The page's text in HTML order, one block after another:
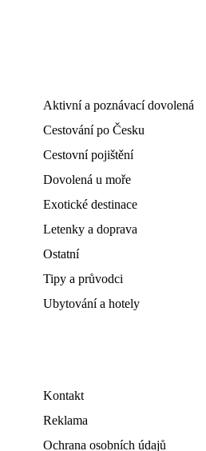
Aktivní a poznávací dovolená
Cestování po Česku
Cestovní pojištění
Dovolená u moře
Exotické destinace
Letenky a doprava
Ostatní
Tipy a průvodci
Ubytování a hotely
Kontakt
Reklama
Ochrana osobních údajů